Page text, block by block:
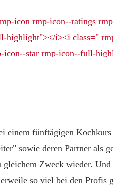
einem fünftägigen
sowie deren Partner als
gleichem Zweck wieder.
so viel bei den Profis